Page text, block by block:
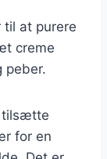
til at purere
creme
peber.
tilsætte
for en